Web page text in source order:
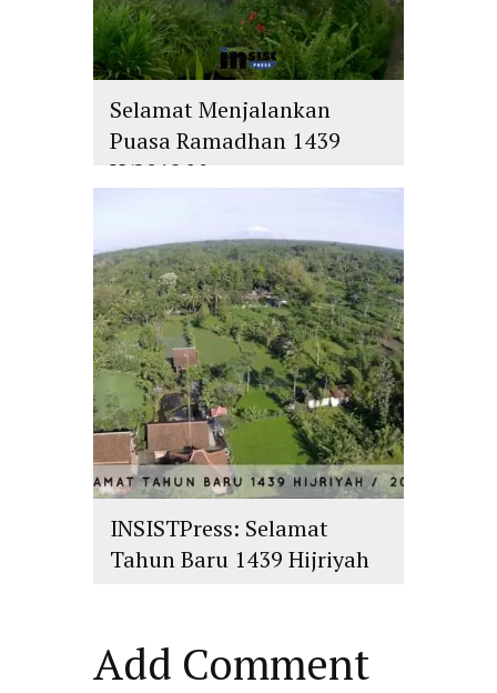
Selamat Menjalankan
Puasa Ramadhan 1439
H/2018 M
INSISTPress: Selamat
Tahun Baru 1439 Hijriyah
Add Comment